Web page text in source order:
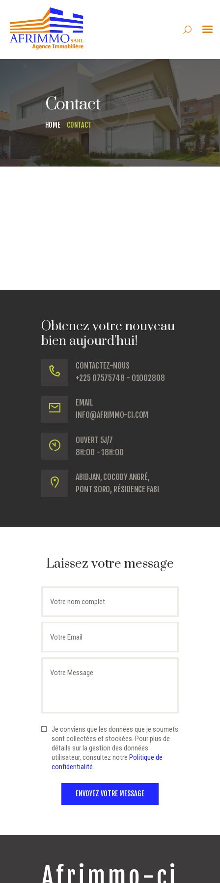
Contact
HOME CONTACT
VENTE
LOCATION
GESTION
CONSTRUCTION
CONTACT
Obtenez votre nouveau
bien aujourd'hui!
CONTACTEZ-NOUS
+225 07575748 - 01002808
EMAIL
INFO@AFRIMMO-CI.COM
OUVERT 5J/7
8H:00 - 18H:00
ABIDJAN, COCODY ANGRÉ,
PONT SORO, RÉSIDENCE FABI
Laissez votre message
Je conviens que les données que je soumets
sont collectées et stockées. Pour plus de
détails sur la gestion des données
utilisateur, consultez notre Politique de
confidentialité
Afrimmo-ci